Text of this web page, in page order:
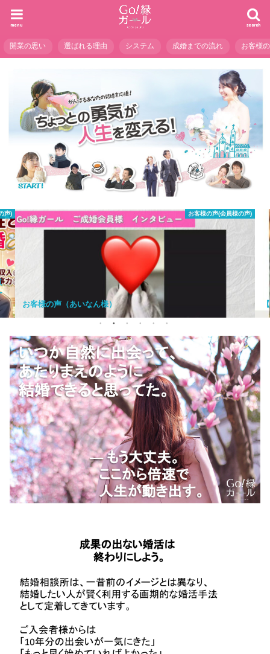
search
menu
開業の思い 選ばれる理由 システム 成婚までの流れ お客様
お客様の声(会員様の声)
いなん様） 【満員御礼】婚活に